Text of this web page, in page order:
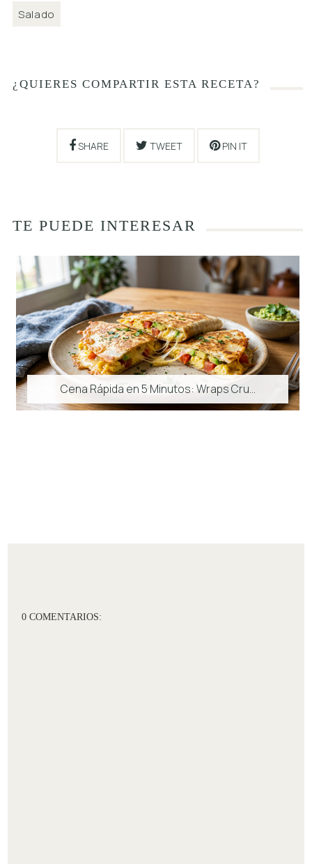
Salado
¿QUIERES COMPARTIR ESTA RECETA?
SHARE TWEET PIN IT
TE PUEDE INTERESAR
Cena Rápida en 5 Minutos: Wraps Cru...
0 COMENTARIOS: